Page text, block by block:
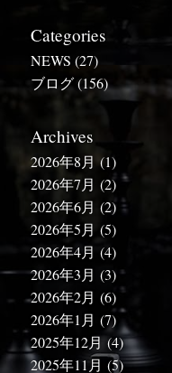
Categories
NEWS (27)
ブログ(156)
Archives
2026年8月 (1)
2026年7月 (2)
2026年6月 (2)
2026年5月 (5)
2026年4月 (4)
2026年3月 (3)
2026年2月 (6)
2026年1月 (7)
2025年12月(4)
2025年11月 (5)